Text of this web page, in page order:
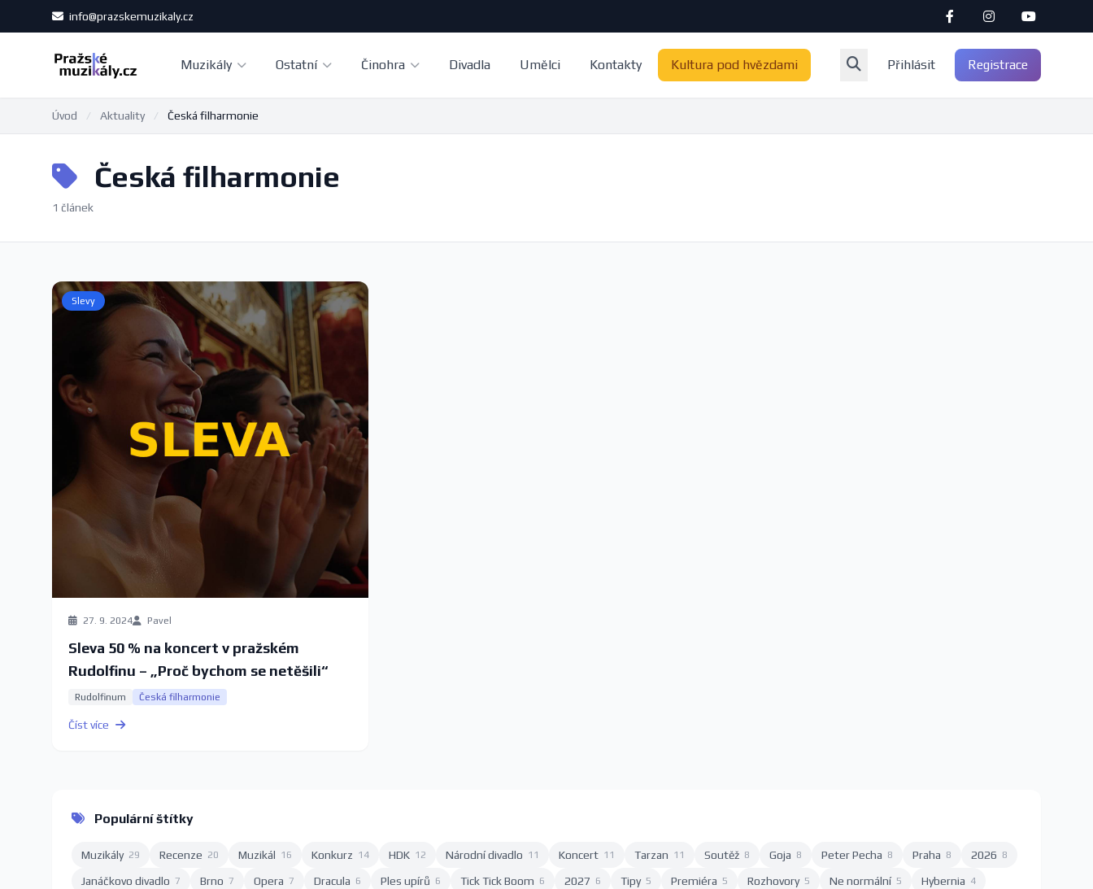
info@prazskemuzikaly.cz
Muzikály Ostatní Činohra Divadla Umělci Kontakty Kultura pod hvězdami Přihlásit Registrace
Úvod / Aktuality / Česká filharmonie
Česká filharmonie
1 článek
Slevy
27. 9. 2024 Pavel
Sleva 50 % na koncert v pražském
Rudolfinu – „Proč bychom se netěšili“
Rudolfinum Česká filharmonie
Číst více
Populární štítky
Muzikály 29 Recenze 20 Muzikál 16 Konkurz 14 HDK 12 Národní divadlo 11 Koncert 11 Tarzan 11 Soutěž 8 Goja 8 Peter Pecha 8 Praha 8 2026 8
Janáčkovo divadlo 7 Brno 7 Opera 7 Dracula 6 Ples upírů 6 Tick Tick Boom 6 2027 6 Tipy 5 Premiéra 5 Rozhovory 5 Ne normální 5 Hybernia 4